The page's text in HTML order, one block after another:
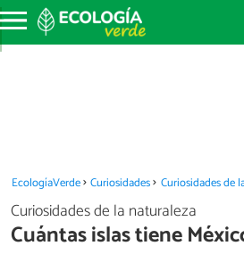
EcologíaVerde Curiosidades Curiosidades de
Curiosidades de la naturaleza
Cuántas islas tiene